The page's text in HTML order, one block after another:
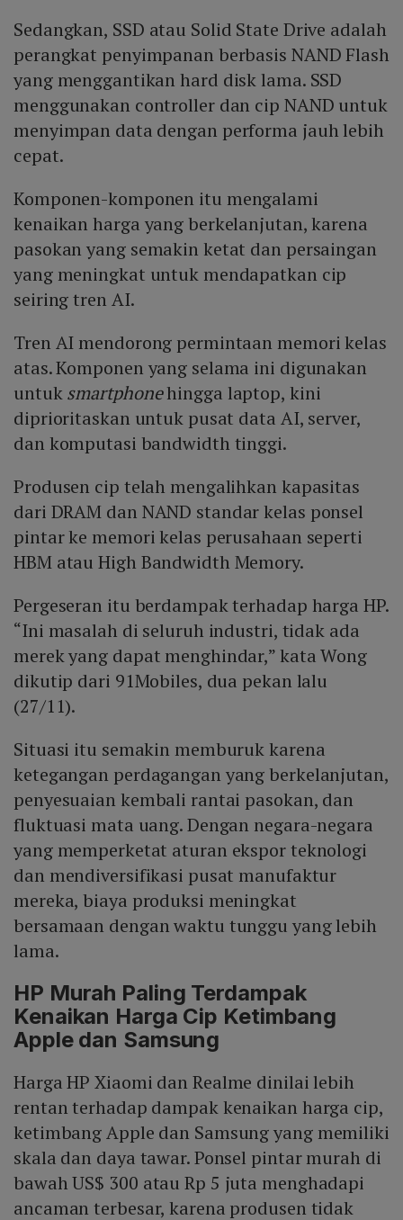
Sedangkan, SSD atau Solid State Drive adalah
perangkat penyimpanan berbasis NAND Flash
yang menggantikan hard disk lama. SSD
menggunakan controller dan cip NAND untuk
menyimpan data dengan performa jauh lebih
cepat.
Komponen-komponen itu mengalami
kenaikan harga yang berkelanjutan, karena
pasokan yang semakin ketat dan persaingan
yang meningkat untuk mendapatkan cip
seiring tren AI.
Tren AI mendorong permintaan memori kelas
atas. Komponen yang selama ini digunakan
untuksmartphonehingga laptop, kini
diprioritaskan untuk pusat data AI, server,
dan komputasi bandwidth tinggi.
Produsen cip telah mengalihkan kapasitas
dari DRAM dan NAND standar kelas ponsel
pintar ke memori kelas perusahaan seperti
HBM atau High Bandwidth Memory.
Pergeseran itu berdampak terhadap harga HP.
“Ini masalah di seluruh industri, tidak ada
merek yang dapat menghindar,” kata Wong
dikutip dari 91Mobiles, dua pekan lalu
(27/11).
Situasi itu semakin memburuk karena
ketegangan perdagangan yang berkelanjutan,
penyesuaian kembali rantai pasokan, dan
fluktuasi mata uang. Dengan negara-negara
yang memperketat aturan ekspor teknologi
dan mendiversifikasi pusat manufaktur
mereka, biaya produksi meningkat
bersamaan dengan waktu tunggu yang lebih
lama.
HP Murah Paling Terdampak
Kenaikan Harga Cip Ketimbang
Apple dan Samsung
Harga HP Xiaomi dan Realme dinilai lebih
rentan terhadap dampak kenaikan harga cip,
ketimbang Apple dan Samsung yang memiliki
skala dan daya tawar. Ponsel pintar murah di
bawah US$ 300 atau Rp 5 juta menghadapi
ancaman terbesar, karena produsen tidak